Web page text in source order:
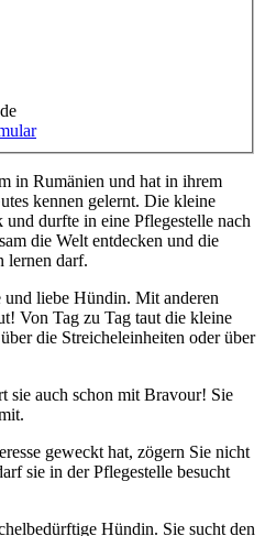
in Rumänien und hat in ihrem
kennen gelernt. Die kleine
durfte in eine Pflegestelle nach
die Welt entdecken und die
lernen darf.
liebe Hündin. Mit anderen
Von Tag zu Tag taut die kleine
die Streicheleinheiten oder über
sie auch schon mit Bravour! Sie
geweckt hat, zögern Sie nicht
sie in der Pflegestelle besucht
Hündin. Sie sucht den